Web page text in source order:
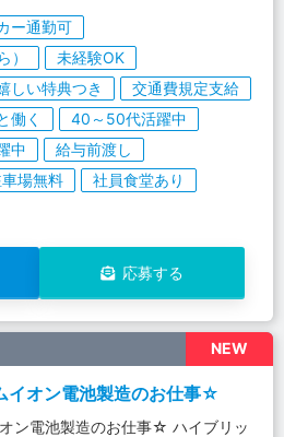
ー通勤可
）
未経験OK
しい特典つき
交通費規定支給
働く
40～50代活躍中
中
給与前渡し
場無料
社員食堂あり
応募する
NEW
イオン電池製造のお仕事☆
ン電池製造のお仕事☆ ハイブリッ